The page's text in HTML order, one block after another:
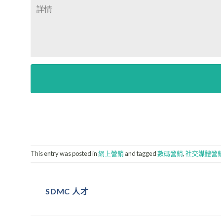
This entry was posted in網上營銷 and tagged數碼營銷,社交媒體營
SDMC 人才